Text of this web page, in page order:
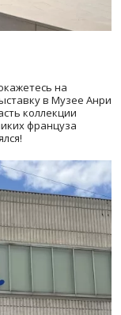
на
в Музее Анри
коллекции
француза